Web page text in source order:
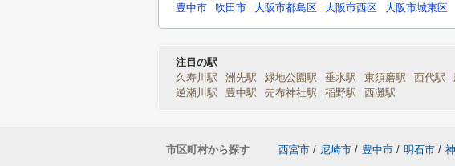
豊中市 吹田市 大阪市都島区 大阪市西区 大阪市城東区
注目の駅
久寿川駅
洲先駅 緑地公園駅 垂水駅 東須磨駅 西代駅
逆瀬川駅
豊中駅 売布神社駅 稲野駅 西灘駅
市区町村から探す 西宮市 / 尼崎市 / 豊中市 / 明石市 /